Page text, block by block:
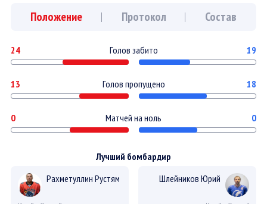
Положение Протокол Состав
24 Голов забито 19
13 Голов пропущено 18
0 Матчей на ноль 0
Лучший бомбардир
Рахметуллин Рустям
Шлейников Юрий